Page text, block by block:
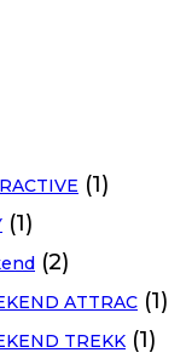
(1)
(1)
(2)
ATTRAC (1)
TREKK (1)